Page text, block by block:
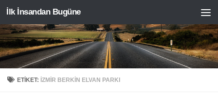
Skip to content
İlk İnsandan Bugüne
ETIKET: IZMIR BERKIN ELVAN PARKI